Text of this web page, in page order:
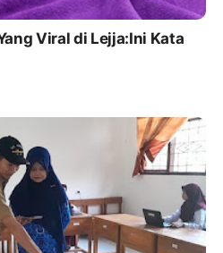
Viral di Lejja:Ini Kata